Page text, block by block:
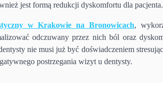
jest formą redukcji dyskomfortu dla pacjenta.
w Krakowie na Bronowicach,
odczuwany przez nich ból oraz
nie musi już być doświadczeniem
postrzegania wizyt u dentysty.